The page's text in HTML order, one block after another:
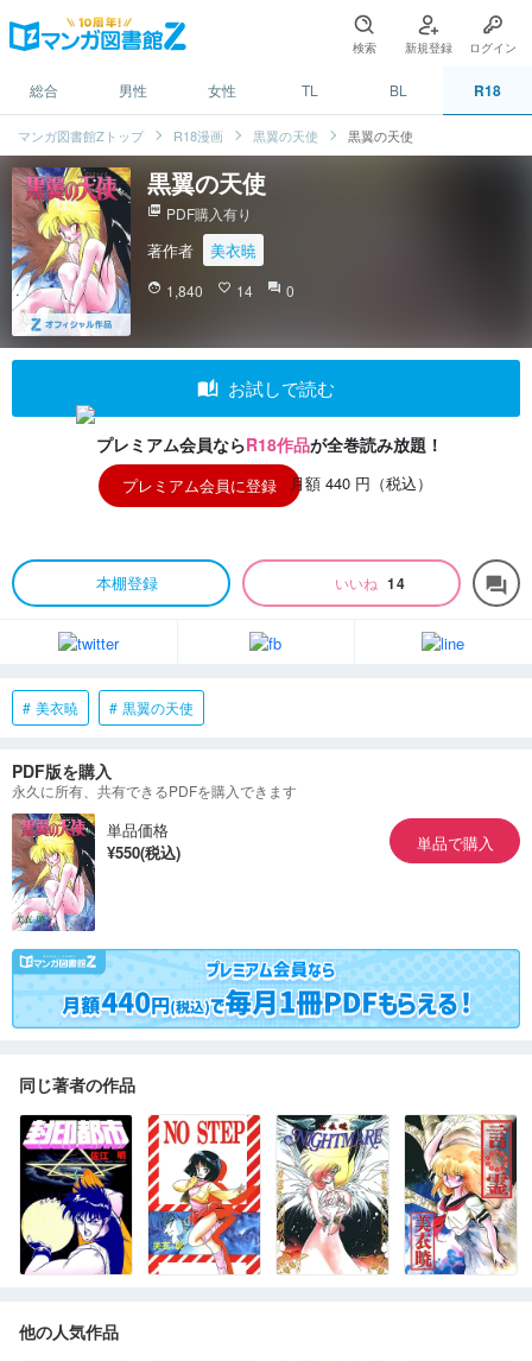
検索 新規登録 ログイン
総合 男性 女性 TL BL R18
マンガ図書館Zトップ R18漫画 黒翼の天使 黒翼の天使
黒翼の天使
picture_as_pdf PDF購入有り
著作者 美衣暁
face 1,840 favorite_border 14 question_answer 0
auto_stories お試しで読む
プレミアム会員ならR18作品が全巻読み放題！
プレミアム会員に登録 月額 440 円（税込）
本棚登録 いいね 14 forum
美衣暁 黒翼の天使
PDF版を購入
永久に所有、共有できるPDFを購入できます
単品価格
¥550(税込)
単品で購入
同じ著者の作品
他の人気作品